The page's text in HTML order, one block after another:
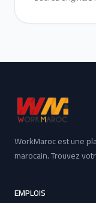
WorkMaroc est une
marocain. Trouvez
EMPLOIS